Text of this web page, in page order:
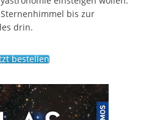
bis zur
drin.
bestellen